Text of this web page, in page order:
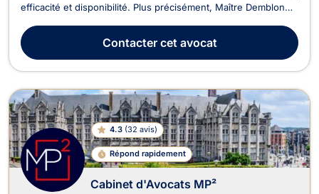
efficacité et disponibilité. Plus précisément, Maître Demblon
(harcèlement, calomnie et diffamation, violences sexuelles,
coups et blessures, stupéfia...
Contactercet avocat
4.3 (32 avis)
Répond rapidement
Cabinet d'Avocats MP²